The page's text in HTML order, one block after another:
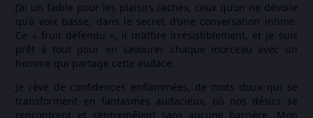
J’ai un faible pour les plaisirs cachés, ceux qu’on ne dévoile
qu’à voix basse, dans le secret d’une conversation intime.
Ce « fruit défendu », il m’attire irrésistiblement, et je suis
prêt à tout pour en savourer chaque morceau avec un
homme qui partage cette audace.
Je rêve de confidences enflammées, de mots doux qui se
transforment en fantasmes audacieux, où nos désirs se
rencontrent et s’entremêlent sans aucune barrière. Mon